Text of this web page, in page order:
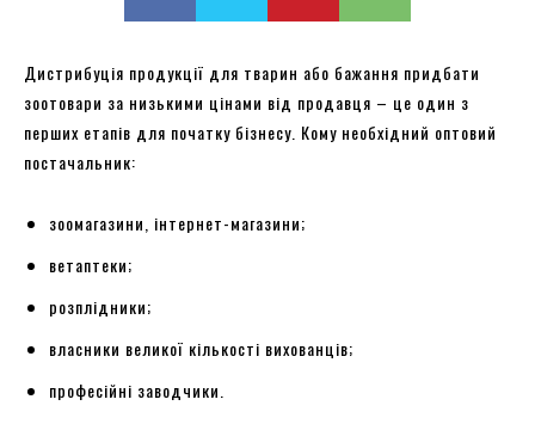
Дистрибуція продукції для тварин або бажання придбати
зоотовари за низькими цінами від продавця – це один з
перших етапів для початку бізнесу. Кому необхідний оптовий
постачальник:
зоомагазини, інтернет-магазини;
ветаптеки;
розплідники;
власники великої кількості вихованців;
професійні заводчики.